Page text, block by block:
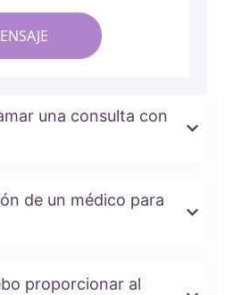
una consulta con
de un médico para
proporcionar al